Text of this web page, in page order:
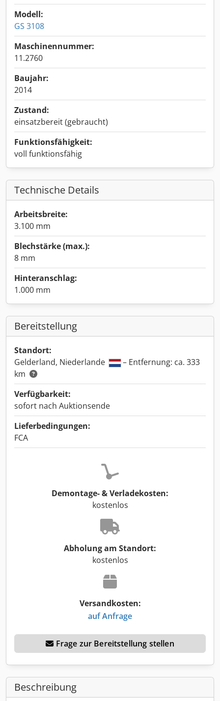
Modell:
GS 3108
Maschinennummer:
11.2760
Baujahr:
2014
Zustand:
einsatzbereit (gebraucht)
Funktionsfähigkeit:
voll funktionsfähig
Technische Details
Arbeitsbreite:
3.100 mm
Blechstärke (max.):
8 mm
Hinteranschlag:
1.000 mm
Bereitstellung
Standort:
Gelderland, Niederlande
– Entfernung: ca. 333
km
Verfügbarkeit:
sofort nach Auktionsende
Lieferbedingungen:
FCA
Demontage- & Verladekosten:
kostenlos
Abholung am Standort:
kostenlos
Versandkosten:
auf Anfrage
Frage zur Bereitstellung stellen
Beschreibung